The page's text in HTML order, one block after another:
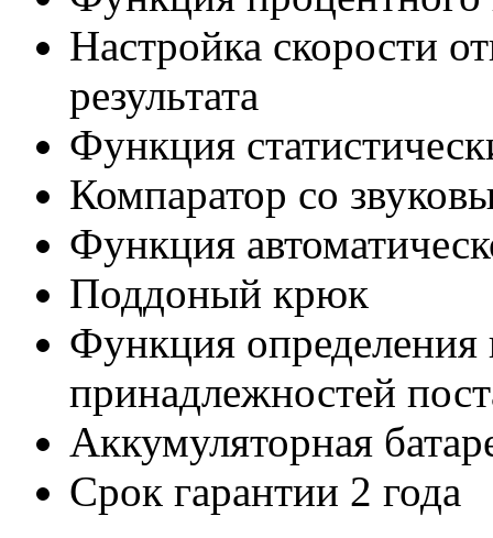
Настройка скорости
результата
Функция
Компаратор со
Функция
Поддоный крюк
Функция определения
принадлежностей
Аккумуляторная
Срок гарантии 2 года